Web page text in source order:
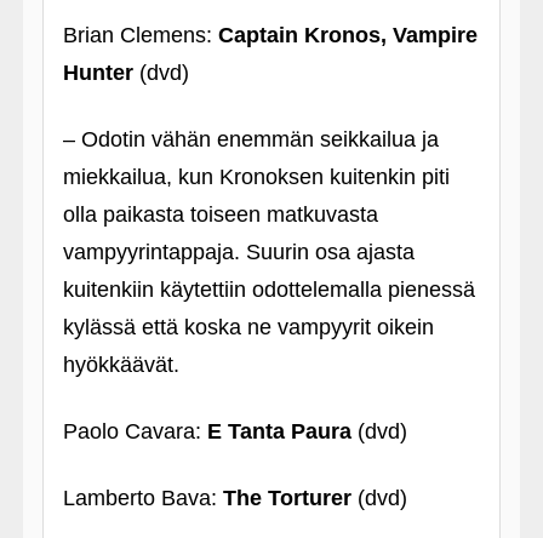
Brian Clemens: Captain Kronos, Vampire
Hunter(dvd)
– Odotin vähän enemmän seikkailua ja
miekkailua, kun Kronoksen kuitenkin piti
olla paikasta toiseen matkuvasta
vampyyrintappaja. Suurin osa ajasta
kuitenkiin käytettiin odottelemalla pienessä
kylässä että koska ne vampyyrit oikein
hyökkäävät.
Paolo Cavara: E Tanta Paura(dvd)
Lamberto Bava: The Torturer(dvd)